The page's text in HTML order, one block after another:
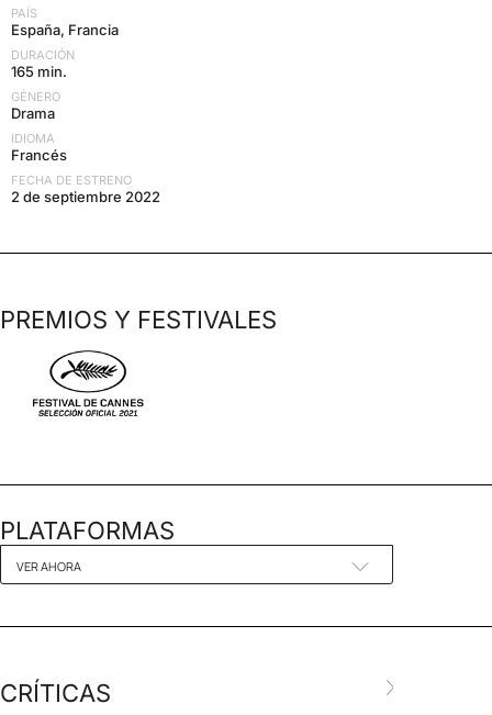
PAÍS
España, Francia
DURACIÓN
165 min.
GÉNERO
Drama
IDIOMA
Francés
FECHA DE ESTRENO
2 de septiembre 2022
PREMIOS Y FESTIVALES
PLATAFORMAS
VER AHORA
CRÍTICAS